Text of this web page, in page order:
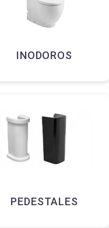
INODOROS
PEDESTALES